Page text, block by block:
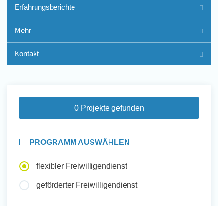
Auslandserfahrung Sammeln
und Sozial Engagieren
Erfahrungsberichte
Mehr
Kontakt
0 Projekte gefunden
PROGRAMM AUSWÄHLEN
flexibler Freiwilligendienst
geförderter Freiwilligendienst